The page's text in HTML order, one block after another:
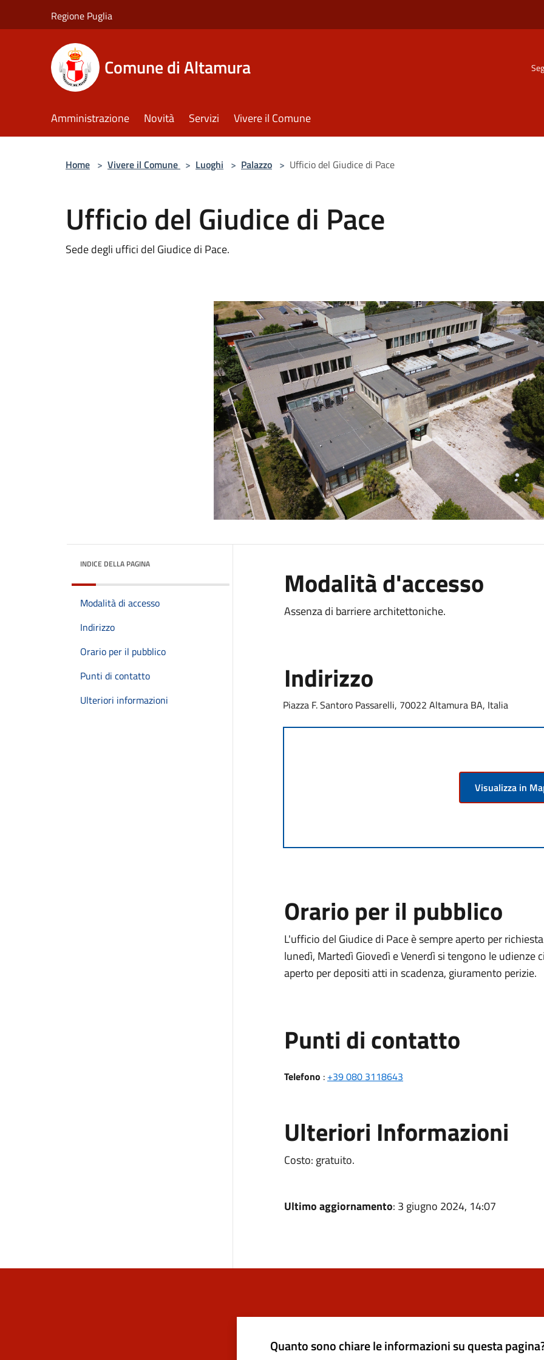
Regione Puglia
Comune di Altamura
Amministrazione Novità Servizi Vivere il Comune
Home > Vivere il Comune > Luoghi > Palazzo > Ufficio del Giudice di Pace
Ufficio del Giudice di Pace
Sede degli uffici del Giudice di Pace.
INDICE DELLA PAGINA
Modalità di accesso
Indirizzo
Orario per il pubblico
Punti di contatto
Ulteriori informazioni
Modalità d'accesso
Assenza di barriere architettoniche.
Indirizzo
Piazza F. Santoro Passarelli, 70022 Altamura BA, Italia
Visualizza in
Orario per il pubblico
L'ufficio del Giudice di Pace è sempre aperto per
lunedì, Martedì Giovedì e Venerdì si tengono le udienze
aperto per depositi atti in scadenza, giuramento perizie.
Punti di contatto
Telefono : +39 080 3118643
Ulteriori Informazioni
Costo: gratuito.
Ultimo aggiornamento: 3 giugno 2024, 14:07
Quanto sono chiare le informazioni su questa